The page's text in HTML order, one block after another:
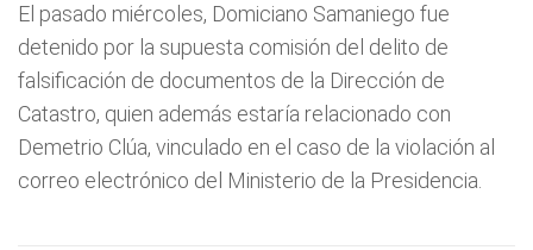
El pasado miércoles, Domiciano Samaniego fue
detenido por la supuesta comisión del delito de
falsificación de documentos de la Dirección de
Catastro, quien además estaría relacionado con
Demetrio Clúa, vinculado en el caso de la violación al
correo electrónico del Ministerio de la Presidencia.